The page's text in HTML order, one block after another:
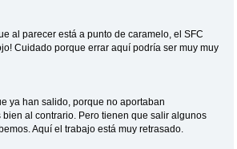
al parecer está a punto de caramelo, el SFC
Cuidado porque errar aquí podría ser muy muy
ya han salido, porque no aportaban
al contrario. Pero tienen que salir algunos
Aquí el trabajo está muy retrasado.